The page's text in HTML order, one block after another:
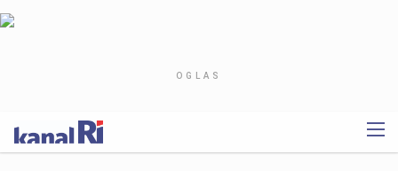
OGLAS